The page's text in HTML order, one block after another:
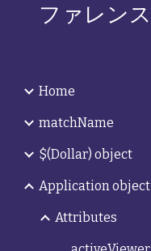
ファレンス
Home
matchName
$(Dollar) object
Application object
Attributes